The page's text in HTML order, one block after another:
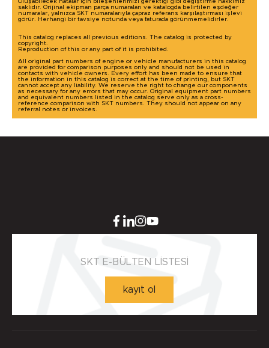
Oluşabilecek hatalar için bileşenlerimizi gerektiği gibi değiştirme hakkımız
saklıdır. Orijinal ekipman parça numaraları ve katalogda belirtilen eşdeğer
numaralar, yalnızca SKT numaralarıyla çapraz referans karşılaştırması işlevi
görür. Herhangi bir tavsiye notunda veya faturada görünmemelidirler.
This catalog replaces all previous editions. The catalog is protected by
copyright.
Reproduction of this or any part of it is prohibited.
All original part numbers of engine or vehicle manufacturers in this catalog
are provided for comparison purposes only and should not be used in
contacts with vehicle owners. Every effort has been made to ensure that
the information in this catalog is correct at the time of printing, but SKT
cannot accept any liability. We reserve the right to change our components
as necessary for any errors that may occur. Original equipment part numbers
and equivalent numbers listed in the catalog serve only as a cross-
reference comparison with SKT numbers. They should not appear on any
referral notes or invoices.
SKT E-BÜLTEN LİSTESİ
kayıt ol